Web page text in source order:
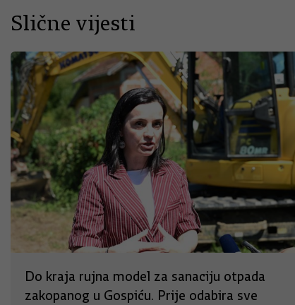
Slične vijesti
Do kraja rujna model za sanaciju otpada
zakopanog u Gospiću. Prije odabira sve